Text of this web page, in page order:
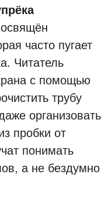
часто пугает
Читатель
с помощью
трубу
организовать
пробки от
понимать
а не бездумно